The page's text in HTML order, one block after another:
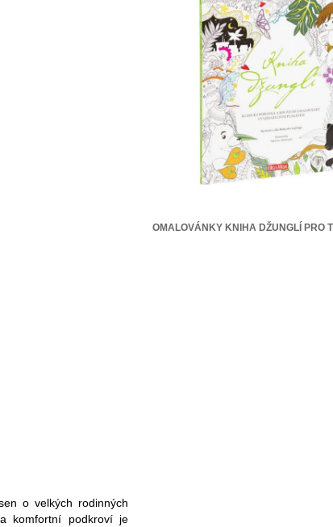
o velkých rodinných
komfortní podkroví je
OMALOVÁNKY KNIHA DŽUNGLÍ PRO